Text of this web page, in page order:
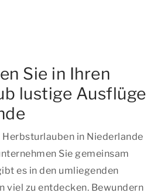
Sie in Ihren
lustige Ausflüge
Herbsturlauben in Niederlande
Sie gemeinsam
es in den umliegenden
viel zu entdecken. Bewundern